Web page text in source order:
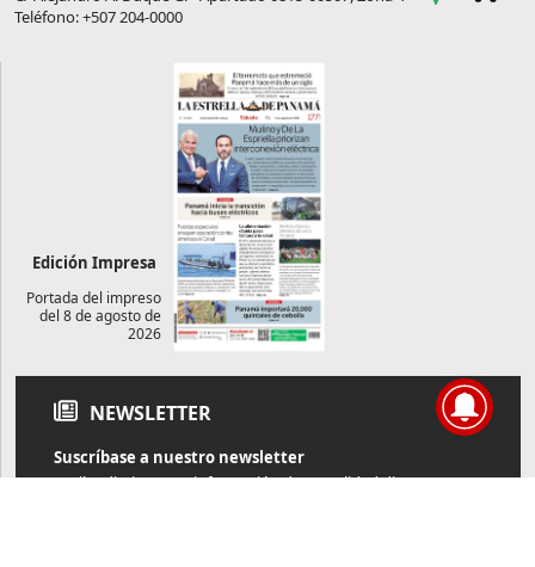
Teléfono: +507 204-0000
Edición Impresa
Portada del impreso
del 8 de agosto de
2026
NEWSLETTER
Suscríbase a nuestro newsletter
Reciba diariamente información de actualidad directamente en